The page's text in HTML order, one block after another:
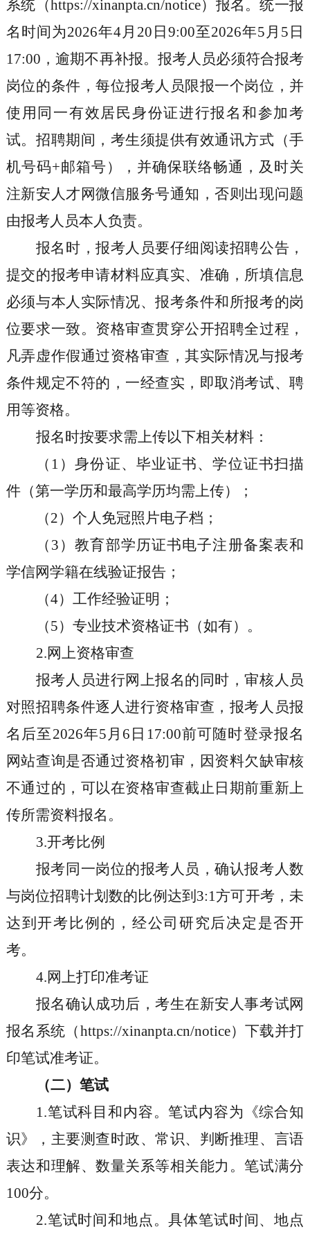
系统（https://xinanpta.cn/notice）报名。统一报
名时间为2026年4月 20 日9:00至2026年5 月 5 日
17:00 ，逾期不再补报。报考人员必须符合报考
岗位的条件，每位报考人员限报一个岗位，并
使用同一有效居民身份证进行报名和参加考
试。招聘期间，考生须提供有效通讯方式（手
机号码+邮箱号），并确保联络畅通，及时关
注新安人才网微信服务号通知，否则出现问题
由报考人员本人负责。
报名时，报考人员要仔细阅读招聘公告，
提交的报考申请材料应真实、准确，所填信息
必须与本人实际情况、报考条件和所报考的岗
位要求一致。资格审查贯穿公开招聘全过程，
凡弄虚作假通过资格审查，其实际情况与报考
条件规定不符的，一经查实，即取消考试、聘
用等资格。
报名时按要求需上传以下相关材料：
（1）身份证、毕业证书、学位证书扫描
件（第一学历和最高学历均需上传）；
（2） 个人免冠照片电子档；
（3）教育部学历证书电子注册备案表和
学信网学籍在线验证报告；
（4） 工作经验证明；
（5） 专业技术资格证书（如有）。
2.网上资格审查
报考人员进行网上报名的同时，审核人员
对照招聘条件逐人进行资格审查，报考人员报
名后至 2026年5 月 6 日 17:00前可随时登录报名
网站查询是否通过资格初审，因资料欠缺审核
不通过的，可以在资格审查截止日期前重新上
传所需资料报名。
3.开考比例
报考同一岗位的报考人员，确认报考人数
与岗位招聘计划数的比例达到 3:1方可开考，未
达到开考比例的，经公司研究后决定是否开
考。
4.网上打印准考证
报名确认成功后，考生在新安人事考试网
报名系统（https://xinanpta.cn/notice）下载并打
印笔试准考证。
（二）笔试
1.笔试科目和内容。笔试内容为《综合知
识》，主要测查时政、常识、判断推理、言语
表达和理解、数量关系等相关能力。笔试满分
100分。
2.笔试时间和地点。具体笔试时间、地点